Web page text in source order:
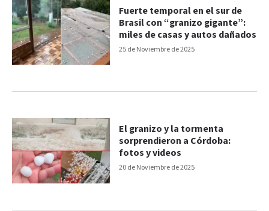
25 de Noviembre de 2025
Fuerte temporal en el sur de
Brasil con “granizo gigante”:
miles de casas y autos dañados
20 de Noviembre de 2025
El granizo y la tormenta
sorprendieron a Córdoba:
fotos y videos